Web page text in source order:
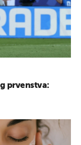
prvenstva: